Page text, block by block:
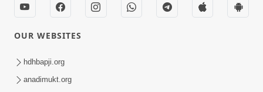
OUR WEBSITES
hdhbapji.org
anadimukt.org